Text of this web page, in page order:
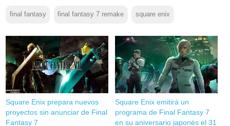
final fantasy final fantasy 7 remake square enix
Square Enix prepara nuevos
proyectos sin anunciar de Final
Fantasy 7
Square Enix emitirá un
programa de Final Fantasy 7
en su aniversario japonés el 31